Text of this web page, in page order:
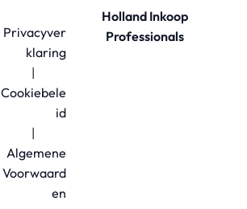
Holland Inkoop
Professionals
Privacyver
klaring
|
Cookiebele
id
|
Algemene
Voorwaard
en